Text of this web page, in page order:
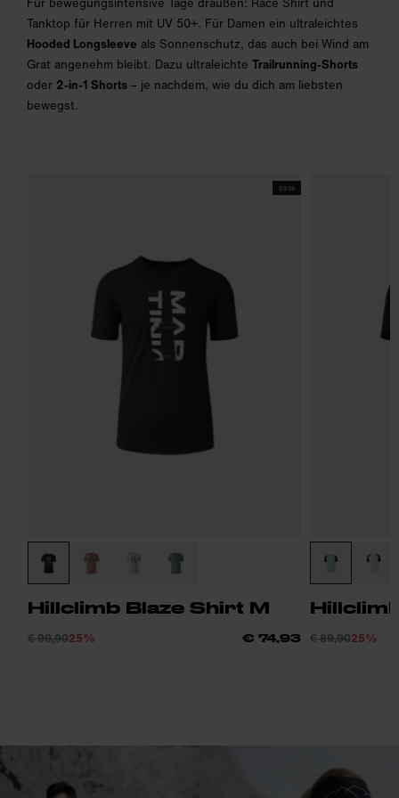
Tanktop für Herren mit UV 50+. Für Damen ein ultraleichtes
Hooded Longsleeve als Sonnenschutz, das auch bei Wind am
Grat angenehm bleibt. Dazu ultraleichte Trailrunning-Shorts
oder 2-in-1 Shorts – je nachdem, wie du dich am liebsten
bewegst.
SS26
Hillclimb Blaze Shirt M
€ 99,9025% € 74,93 € 89,9025%